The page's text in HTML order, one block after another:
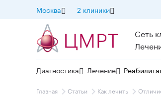
Москва 2 клиники
Сеть
Диагностика Лечение
Главная Статьи Как лечить